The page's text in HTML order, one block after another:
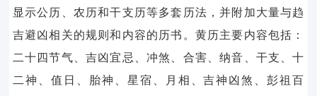
显示公历、农历和干支历等多套历法，并附加大量与趋
吉避凶相关的规则和内容的历书。黄历主要内容包括：
二十四节气、吉凶宜忌、冲煞、合害、纳音、干支、十
二神、值日、胎神、星宿、月相、吉神凶煞、彭祖百